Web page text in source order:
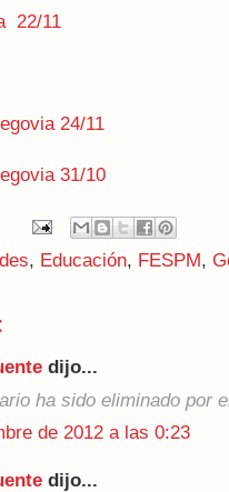
22/11
24/11
31/10
, Educación, FESPM,
dijo...
ha sido eliminado por
de 2012 a las 0:23
dijo...